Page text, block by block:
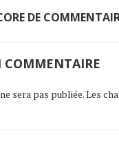
DE
COMMENTAIRE
sera pas publiée.Les